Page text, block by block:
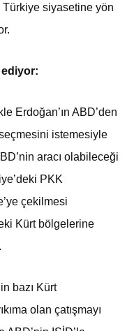
Türkiye siyasetine yön
ediyor:
Erdoğan’ın ABD’den
istemesiyle
aracı olabileceği
PKK
çekilmesi
Kürt bölgelerine
bazı Kürt
olan çatışmayı